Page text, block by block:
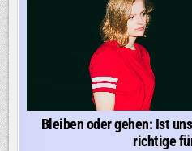
Bleiben oder gehen: Ist
richtige